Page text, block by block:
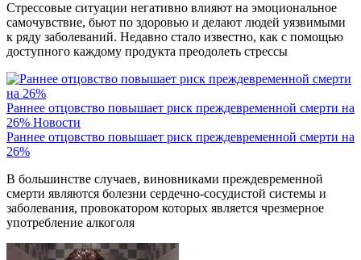
Стрессовые ситуации негативно влияют на эмоциональное
самочувствие, бьют по здоровью и делают людей уязвимыми
к ряду заболеваний. Недавно стало известно, как с помощью
доступного каждому продукта преодолеть стрессы
Раннее отцовство повышает риск преждевременной смерти на
26% Новости
Раннее отцовство повышает риск преждевременной смерти на
26%
В большинстве случаев, виновниками преждевременной
смерти являются болезни сердечно-сосудистой системы и
заболевания, провокатором которых является чрезмерное
употребление алкоголя